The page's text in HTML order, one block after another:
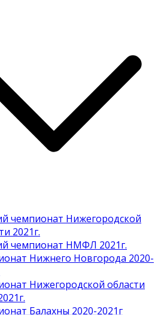
чемпионат Нижегородской
2021г.
чемпионат НМФЛ 2021г.
Нижнего Новгорода 2020-
Нижегородской области
Балахны 2020-2021г